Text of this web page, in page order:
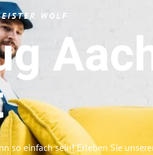
WOLF
so einfach sein! Erleben Sie